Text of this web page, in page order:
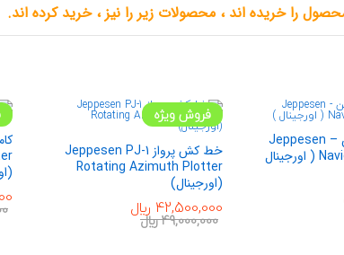
را خریده اند ، محصولات زیر را نیز ، خرید کرده اند.
پک پروازی جپسن – Jeppesen
Navigation Package ( اورجینال
فروش ویژه
خط کش پرواز Jeppesen PJ-1
Rotating Azimuth Plotter
(اورجینال)
42,500,000 ﷼
49,000,000﷼